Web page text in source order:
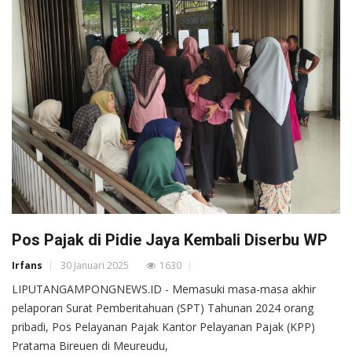
Pos Pajak di Pidie Jaya Kembali Diserbu WP
Irfans 30 Januari 2025 1630
LIPUTANGAMPONGNEWS.ID - Memasuki masa-masa akhir
pelaporan Surat Pemberitahuan (SPT) Tahunan 2024 orang
pribadi, Pos Pelayanan Pajak Kantor Pelayanan Pajak (KPP)
Pratama Bireuen di Meureudu,